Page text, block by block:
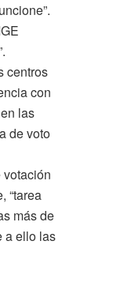
centros
con
las
de voto
“tarea
más de
a ello las